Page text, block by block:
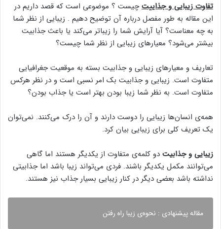
تفاوت زیبایی و جذاییتچیست ؟ موضوعی است که قصد داریم در
این مقاله به طور مفصل درباره آن توضیح دهیم . زیبایی از نظر شما
به چه معناست؟ آیا آرایش شما را زیباتر می‌کند یا باعث جذابیت
بیشتر می‌شود؟ معیارهای زیبایی از نظر شما چیست؟
تعاریف و معیارهای زیبایی و جذابیت بسته به موقعیت جغرافیایی
متفاوت است. زیبایی و جذابیت بک امر نسبی است و در نظر هرکس
متفاوت است. به نظر شما زیبا بودن بهتر است یا جذاب بودن؟
همه‌ی انسان‌ها زیبایی را دوست دارند و آن را درک می‌کنند. نمی‌توان
یک تعریف کلی برای زیبایی بیان کرد.
زیبایی و جذابیت دو کلمه‌ی متفاوت از یکدیگر هستند اما گاهی
می‌توانند مکمل یکدیگر باشند. فردی می‌تواند زیبا باشد اما جذابیتی
نداشته باشد بعضی دیگر در کنار زیبایی بسیار جذاب نیز هستند.
مقاله پیشنهادی : نحوه‌ی زیبا راه رفتن